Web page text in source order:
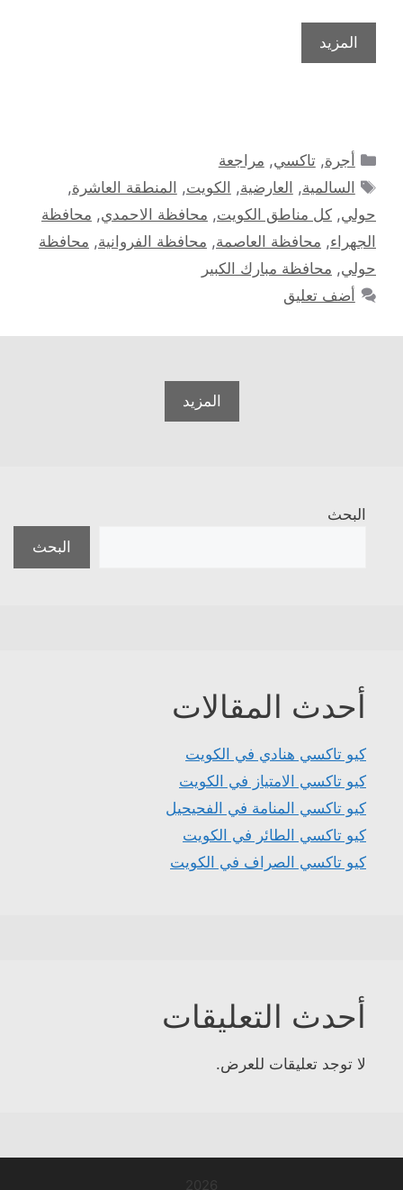
المزيد
التصنيفات
أجرة,تاكسي, مراجعة
الوسوم
السالمية, العارضية, الكويت, المنطقة العاشرة,
حولي, كل مناطق الكويت, محافظة الاحمدي, محافظة
الجهراء, محافظة العاصمة, محافظة الفروانية, محافظة
حولي, محافظة مبارك الكبير
أضف تعليق
المزيد
البحث
البحث
أحدث المقالات
كيو تاكسي هنادي في الكويت
كيو تاكسي الامتياز في الكويت
كيو تاكسي المنامة في الفحيحيل
كيو تاكسي الطائر في الكويت
كيو تاكسي الصراف في الكويت
أحدث التعليقات
لا توجد تعليقات للعرض.
2026